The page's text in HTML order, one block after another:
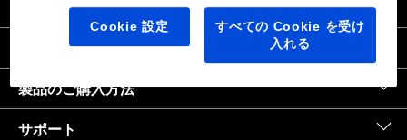
｜United States HP.com
会社情報
製品のご購入方法
サポート
Cookie 設定
すべての Cookie を受け
入れる